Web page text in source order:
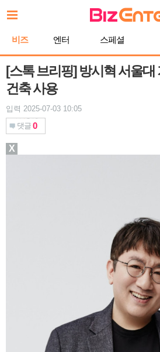
문
기
비즈 엔터 스페셜
[스톡 브리핑] 방시혁 서울대
건축 사용
입력 2025-07-03 10:05
댓글 0
X